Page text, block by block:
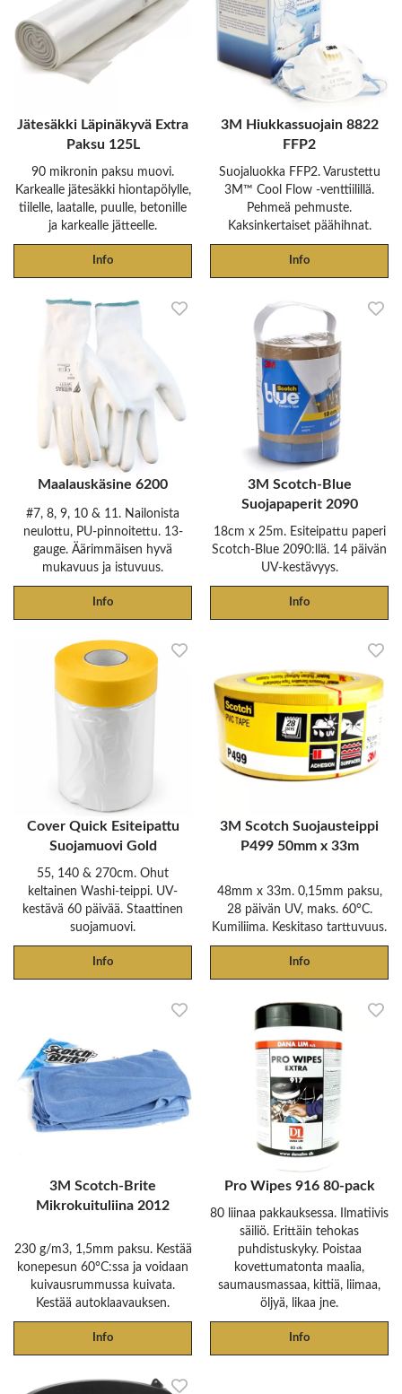
Jätesäkki Läpinäkyvä Extra
Paksu 125L
90 mikronin paksu muovi.
Karkealle jätesäkki hiontapölylle,
tiilelle, laatalle, puulle, betonille
ja karkealle jätteelle.
Info
3M Hiukkassuojain 8822
FFP2
Suojaluokka FFP2. Varustettu
3M™ Cool Flow -venttiilillä.
Pehmeä pehmuste.
Kaksinkertaiset päähihnat.
Info
Maalauskäsine 6200
#7, 8, 9, 10 & 11. Nailonista
neulottu, PU-pinnoitettu. 13-
gauge. Äärimmäisen hyvä
mukavuus ja istuvuus.
Info
3M Scotch-Blue
Suojapaperit 2090
18cm x 25m. Esiteipattu paperi
Scotch-Blue 2090:llä. 14 päivän
UV-kestävyys.
Info
Cover Quick Esiteipattu
Suojamuovi Gold
55, 140 & 270cm. Ohut
keltainen Washi-teippi. UV-
kestävä 60 päivää. Staattinen
suojamuovi.
Info
3M Scotch Suojausteippi
P499 50mm x 33m
48mm x 33m. 0,15mm paksu,
28 päivän UV, maks. 60°C.
Kumiliima. Keskitaso tarttuvuus.
Info
3M Scotch-Brite
Mikrokuituliina 2012
230 g/m3, 1,5mm paksu. Kestää
konepesun 60°C:ssa ja voidaan
kuivausrummussa kuivata.
Kestää autoklaavauksen.
Info
Pro Wipes 916 80-pack
80 liinaa pakkauksessa. Ilmatiivis
säiliö. Erittäin tehokas
puhdistuskyky. Poistaa
kovettumatonta maalia,
saumausmassaa, kittiä, liimaa,
öljyä, likaa jne.
Info